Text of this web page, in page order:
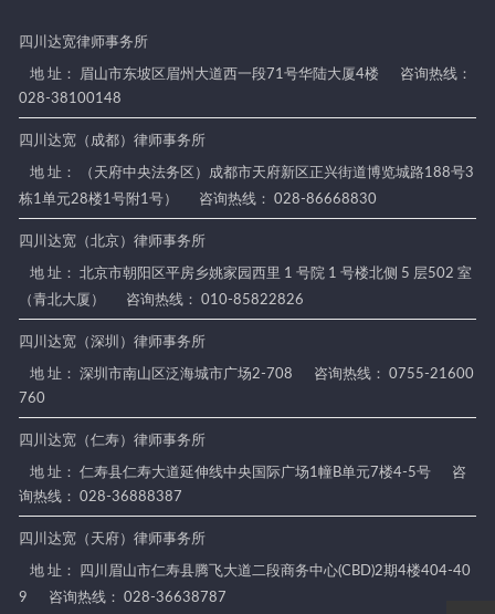
四川达宽律师事务所
地 址： 眉山市东坡区眉州大道西一段71号华陆大厦4楼
咨询热线：
028-38100148
四川达宽（成都）律师事务所
地 址： （天府中央法务区）成都市天府新区正兴街道博览城路188号3
栋1单元28楼1号附1号）
咨询热线： 028-86668830
四川达宽（北京）律师事务所
地 址： 北京市朝阳区平房乡姚家园西里 1 号院 1 号楼北侧 5 层502 室
（青北大厦）
咨询热线： 010-85822826
四川达宽（深圳）律师事务所
地 址： 深圳市南山区泛海城市广场2-708
咨询热线： 0755-21600
760
四川达宽（仁寿）律师事务所
地 址： 仁寿县仁寿大道延伸线中央国际广场1幢B单元7楼4-5号
咨
询热线： 028-36888387
四川达宽（天府）律师事务所
地 址： 四川眉山市仁寿县腾飞大道二段商务中心(CBD)2期4楼404-40
9
咨询热线： 028-36638787